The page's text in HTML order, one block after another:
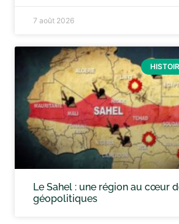
7 août 2026
Le Sahel : une région au cœur
géopolitiques